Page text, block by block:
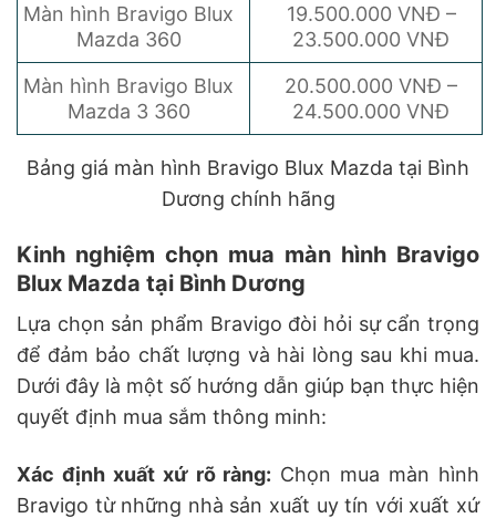
Màn hình Bravigo Blux
Mazda 360
19.500.000 VNĐ –
23.500.000 VNĐ
Màn hình Bravigo Blux
Mazda 3 360
20.500.000 VNĐ –
24.500.000 VNĐ
Bảng giá màn hình Bravigo Blux Mazda tại Bình
Dương chính hãng
Kinh nghiệm chọn mua màn hình Bravigo
Blux Mazda tại Bình Dương
Lựa chọn sản phẩm Bravigo đòi hỏi sự cẩn trọng
để đảm bảo chất lượng và hài lòng sau khi mua.
Dưới đây là một số hướng dẫn giúp bạn thực hiện
quyết định mua sắm thông minh:
Xác định xuất xứ rõ ràng: Chọn mua màn hình
Bravigo từ những nhà sản xuất uy tín với xuất xứ